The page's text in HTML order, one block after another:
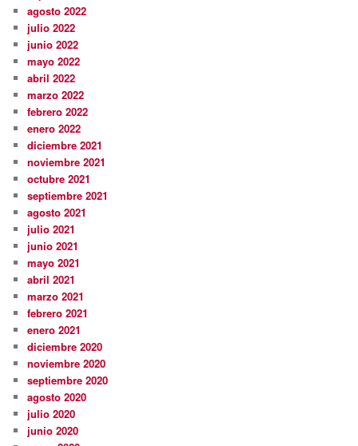
agosto 2022
julio 2022
junio 2022
mayo 2022
abril 2022
marzo 2022
febrero 2022
enero 2022
diciembre 2021
noviembre 2021
octubre 2021
septiembre 2021
agosto 2021
julio 2021
junio 2021
mayo 2021
abril 2021
marzo 2021
febrero 2021
enero 2021
diciembre 2020
noviembre 2020
septiembre 2020
agosto 2020
julio 2020
junio 2020